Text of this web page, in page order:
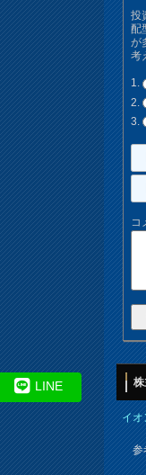
LINE
投
配
が
考
コ
イオ
参